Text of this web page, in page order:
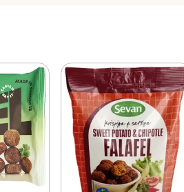
2. sort grønnsaker bidrar vi
matsvinn. Mat av grønnsaker
og er derfor bra både